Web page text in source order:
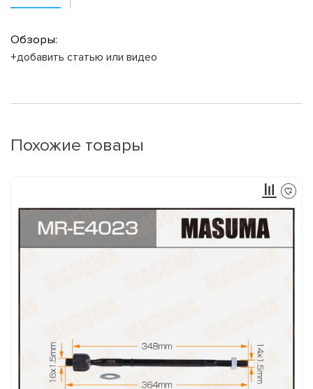
Обзоры:
+добавить статью или видео
Похожие товары